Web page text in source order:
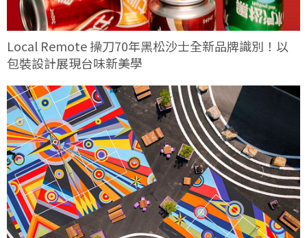
Local Remote 操刀70年黑松沙士全新品牌識別！以
包裝設計展現台味新美學